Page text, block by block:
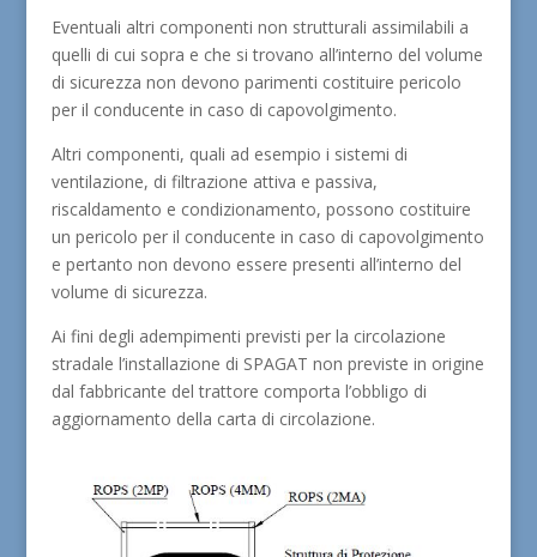
Eventuali altri componenti non strutturali assimilabili a
quelli di cui sopra e che si trovano all’interno del volume
di sicurezza non devono parimenti costituire pericolo
per il conducente in caso di capovolgimento.
Altri componenti, quali ad esempio i sistemi di
ventilazione, di filtrazione attiva e passiva,
riscaldamento e condizionamento, possono costituire
un pericolo per il conducente in caso di capovolgimento
e pertanto non devono essere presenti all’interno del
volume di sicurezza.
Ai fini degli adempimenti previsti per la circolazione
stradale l’installazione di SPAGAT non previste in origine
dal fabbricante del trattore comporta l’obbligo di
aggiornamento della carta di circolazione.